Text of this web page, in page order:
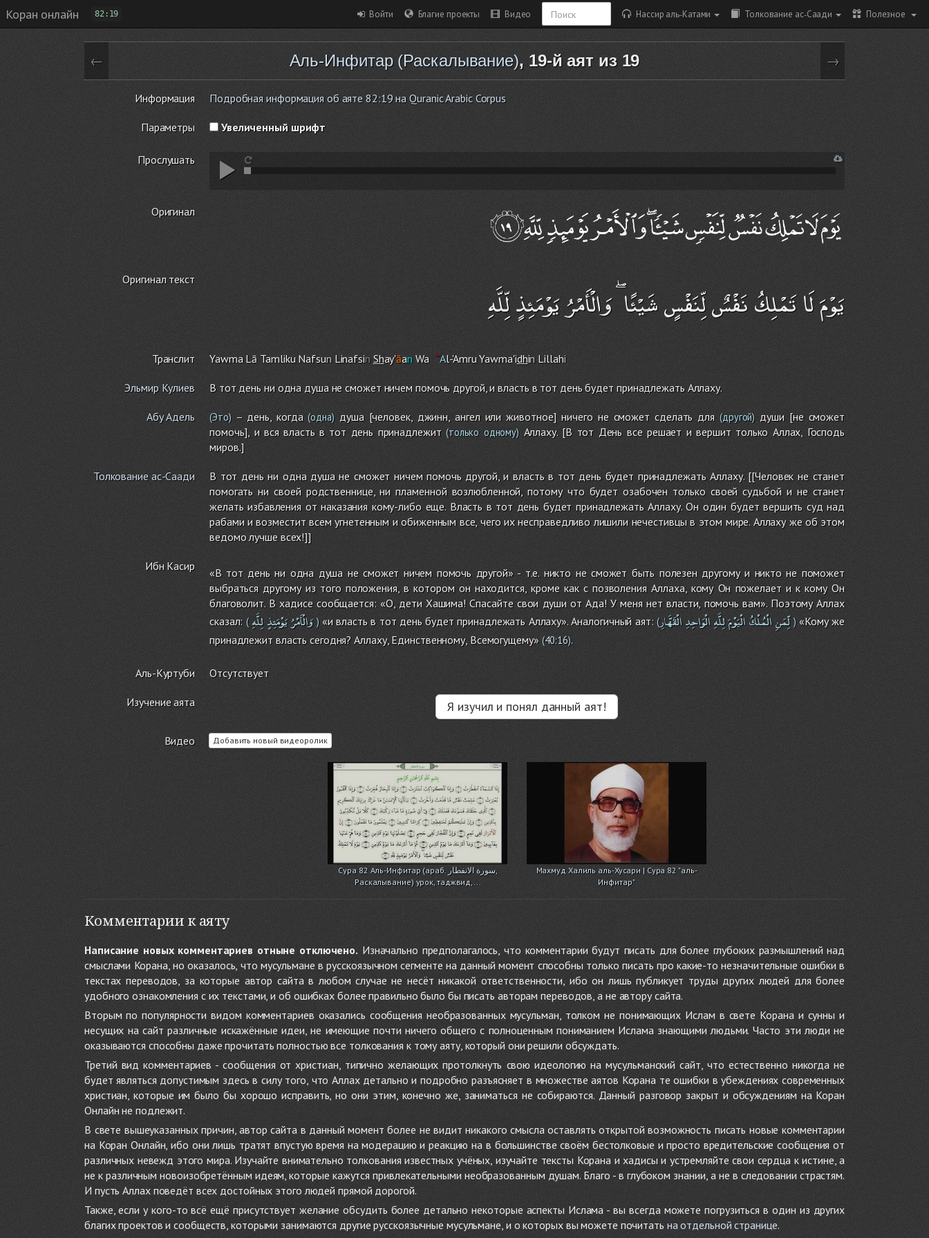
Коран онлайн 82:19 Войти Благие проекты Видео Нассир аль-Катами Толкование ас-Саади Полезное
← Аль-Инфитар (Раскалывание), 19-й аят из 19 →
Информация Подробная информация об аяте 82:19 на Quranic Arabic Corpus
Параметры Увеличенный шрифт
Прослушать
Оригинал
Оригинал текст
يَوْمَ لَا تَمْلِكُ نَفْسٌ لِّنَفْسٍ شَيْئًا ۖ وَالْأَمْرُ يَوْمَئِذٍ لِّلَّهِ
Транслит Yawma Lā Tamliku NafsunLinafsin Shay'āanWa Al-'Amru Yawma'idhin Lillahi
Эльмир Кулиев В тот день ни одна душа не сможет ничем помочь другой, и власть в тот день будет принадлежать Аллаху.
Абу Адель (Это)– день, когда(одна)душа [человек, джинн, ангел или животное] ничего не сможет сделать для (другой) души [не сможет
помочь], и вся власть в тот день принадлежит(только одному) Аллаху. [В тот День все решает и вершит только Аллах, Господь
миров.]
Толкование ас-Саади
В тот день ни одна душа не сможет ничем помочь другой, и власть в тот день будет принадлежать Аллаху. [[Человек не станет
помогать ни своей родственнице, ни пламенной возлюбленной, потому что будет озабочен только своей судьбой и не станет
желать избавления от наказания кому-либо еще. Власть в тот день будет принадлежать Аллаху. Он один будет вершить суд над
рабами и возместит всем угнетенным и обиженным все, чего их несправедливо лишили нечестивцы в этом мире. Аллаху же об этом
ведомо лучше всех!]]
Ибн Касир
«В тот день ни одна душа не сможет ничем помочь другой» - т.е. никто не сможет быть полезен другому и никто не поможет
выбраться другому из того положения, в котором он находится, кроме как с позволения Аллаха, кому Он пожелает и к кому Он
благоволит. В хадисе сообщается: «О, дети Хашима! Спасайте свои души от Ада! У меня нет власти, помочь вам». Поэтому Аллах
сказал: ( وَالْأَمْرُيَوْمَئِذٍلِلَّهِ )«и власть в тот день будет принадлежать Аллаху». Аналогичный аят:( لِّمَنِالْمُلْكُالْيَوْمَلِلَّهِالْوَاحِدِالْقَهَّارِ )«Кому же
принадлежит власть сегодня? Аллаху, Единственному, Всемогущему»(40:16).
Аль-Куртуби Отсутствует
Изучение аята Я изучил и понял данный аят!
Видео Добавить новый видеоролик
Сура 82 Аль-Инфитар (араб. سورة الانفطار,
Раскалывание) урок, таджвид,...
Махмуд Халиль аль-Хусари | Сура 82 "аль-
Инфитар"
Комментарии к аяту
Написание новых комментариев отныне отключено. Изначально предполагалось, что комментарии будут писать для более глубоких размышлений над
смыслами Корана, но оказалось, что мусульмане в русскоязычном сегменте на данный момент способны только писать про какие-то незначительные ошибки в
текстах переводов, за которые автор сайта в любом случае не несёт никакой ответственности, ибо он лишь публикует труды других людей для более
удобного ознакомления с их текстами, и об ошибках более правильно было бы писать авторам переводов, а не автору сайта.
Вторым по популярности видом комментариев оказались сообщения необразованных мусульман, толком не понимающих Ислам в свете Корана и сунны и
несущих на сайт различные искажённые идеи, не имеющие почти ничего общего с полноценным пониманием Ислама знающими людьми. Часто эти люди не
оказываются способны даже прочитать полностью все толкования к тому аяту, который они решили обсуждать.
Третий вид комментариев - сообщения от христиан, типично желающих протолкнуть свою идеологию на мусульманский сайт, что естественно никогда не
будет являться допустимым здесь в силу того, что Аллах детально и подробно разъясняет в множестве аятов Корана те ошибки в убеждениях современных
христиан, которые им было бы хорошо исправить, но они этим, конечно же, заниматься не собираются. Данный разговор закрыт и обсуждениям на Коран
Онлайн не подлежит.
В свете вышеуказанных причин, автор сайта в данный момент более не видит никакого смысла оставлять открытой возможность писать новые комментарии
на Коран Онлайн, ибо они лишь тратят впустую время на модерацию и реакцию на в большинстве своём бестолковые и просто вредительские сообщения от
различных невежд этого мира. Изучайте внимательно толкования известных учёных, изучайте тексты Корана и хадисы и устремляйте свои сердца к истине, а
не к различным новоизобретённым идеям, которые кажутся привлекательными необразованным душам. Благо - в глубоком знании, а не в следовании страстям.
И пусть Аллах поведёт всех достойных этого людей прямой дорогой.
Также, если у кого-то всё ещё присутствует желание обсудить более детально некоторые аспекты Ислама - вы всегда можете погрузиться в один из других
благих проектов и сообществ, которыми занимаются другие русскоязычные мусульмане, и о которых вы можете почитать на отдельной странице.